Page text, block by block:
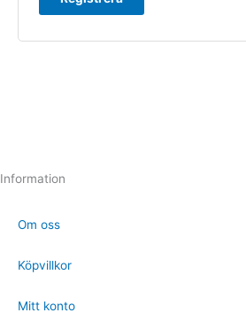
Information
Om oss
Köpvillkor
Mitt konto